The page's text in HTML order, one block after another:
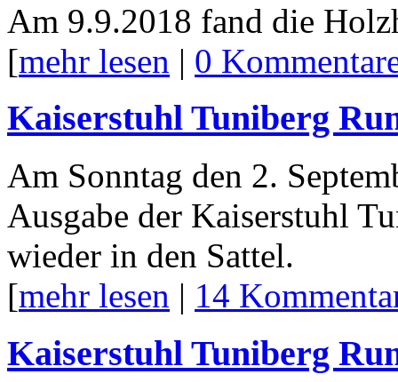
Am 9.9.2018 fand die
[mehr lesen | 0
Kaiserstuhl Tuniberg
Am Sonntag den 2.
Ausgabe der Kaiserstuhl
wieder in den Sattel.
[mehr lesen | 14
Kaiserstuhl Tuniberg